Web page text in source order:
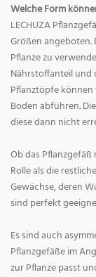
Welche Form
LECHUZA
Größen angeboten.
Pflanze zu
Nährstoffanteil und
Pflanztöpfe
Boden abführen.
diese dann nicht
Ob das
Rolle als die
Gewächse, deren
sind perfekt
Es sind auch
Pflanzgefäße im
zur Pflanze passt